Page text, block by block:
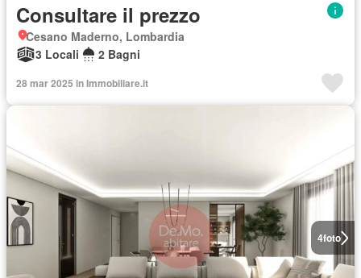
Consultare il prezzo
Cesano Maderno, Lombardia
3 Locali
2 Bagni
28 mar 2025 in Immobiliare.it
4foto